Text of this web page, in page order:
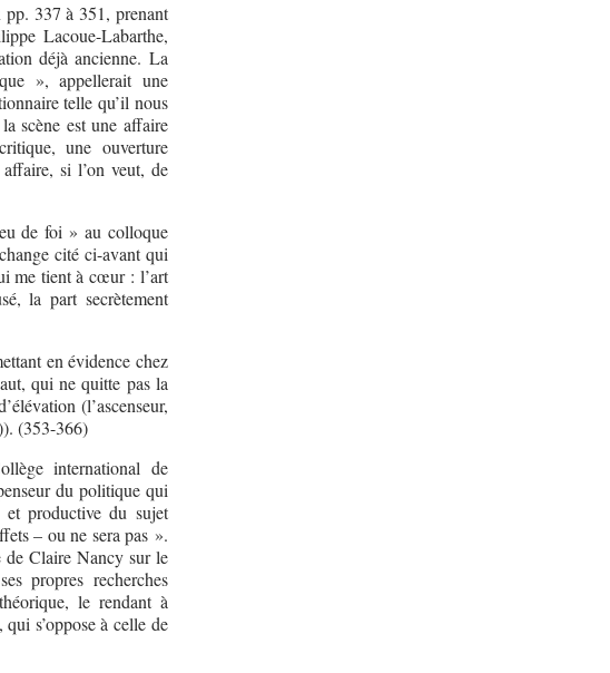
pp. 337 à 351, prenant
Lacoue-Labarthe,
déjà ancienne. La
», appellerait une
telle qu’il nous
scène est une affaire
une ouverture
si l’on veut, de
de foi » au colloque
cité ci-avant qui
me tient à cœur : l’art
la part secrètement
en évidence chez
qui ne quitte pas la
(l’ascenseur,
(353-366)
international de
du politique qui
productive du sujet
– ou ne sera pas ».
de Claire Nancy sur le
propres recherches
le rendant à
s’oppose à celle de